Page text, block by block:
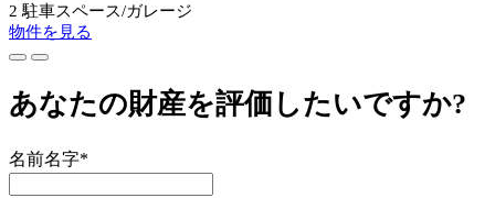
2 駐車スペース/ガレージ
物件を見る
あなたの財産を評価したいですか?
名前名字*